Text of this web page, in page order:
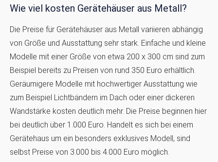
Wie viel kosten Gerätehäuser aus Metall?
Die Preise für Gerätehäuser aus Metall variieren abhängig
von Größe und Ausstattung sehr stark. Einfache und kleine
Modelle mit einer Größe von etwa 200 x 300 cm sind zum
Beispiel bereits zu Preisen von rund 350 Euro erhältlich.
Geräumigere Modelle mit hochwertiger Ausstattung wie
zum Beispiel Lichtbändern im Dach oder einer dickeren
Wandstärke kosten deutlich mehr. Die Preise beginnen hier
bei deutlich über 1.000 Euro. Handelt es sich bei einem
Gerätehaus um ein besonders exklusives Modell, sind
selbst Preise von 3.000 bis 4.000 Euro möglich.